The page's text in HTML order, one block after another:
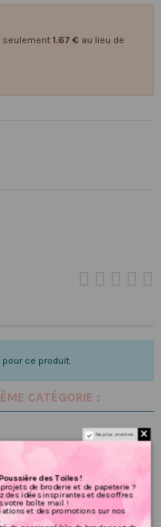
seulement 1.67 € au lieu de
pour ce produit.
CATÉGORIE :
Ne plus montrer.
des Toiles !
de broderie et de papeterie ?
des idées inspirantes et des offres
votre boîte mail !
et des promotions sur nos